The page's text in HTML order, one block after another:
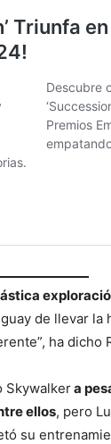
de llevar la
ha dicho
Skywalkera
ellos, pero
su